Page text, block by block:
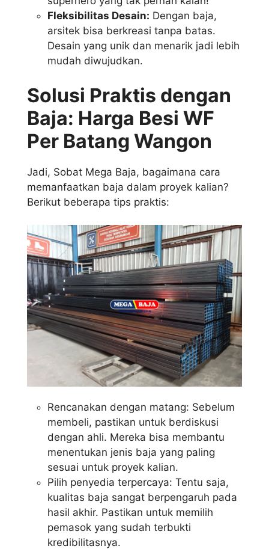
Fleksibilitas Desain: Dengan baja,
arsitek bisa berkreasi tanpa batas.
Desain yang unik dan menarik jadi lebih
mudah diwujudkan.
Solusi Praktis dengan
Baja: Harga Besi WF
Per Batang Wangon
Jadi, Sobat Mega Baja, bagaimana cara
memanfaatkan baja dalam proyek kalian?
Berikut beberapa tips praktis:
Rencanakan dengan matang: Sebelum
membeli, pastikan untuk berdiskusi
dengan ahli. Mereka bisa membantu
menentukan jenis baja yang paling
sesuai untuk proyek kalian.
Pilih penyedia terpercaya: Tentu saja,
kualitas baja sangat berpengaruh pada
hasil akhir. Pastikan untuk memilih
pemasok yang sudah terbukti
kredibilitasnya.